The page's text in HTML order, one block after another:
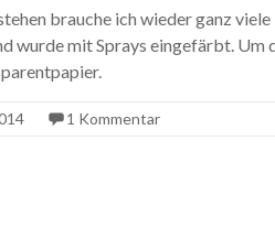
brauche ich wieder ganz
wurde mit Sprays eingefärbt. Um
1 Kommentar